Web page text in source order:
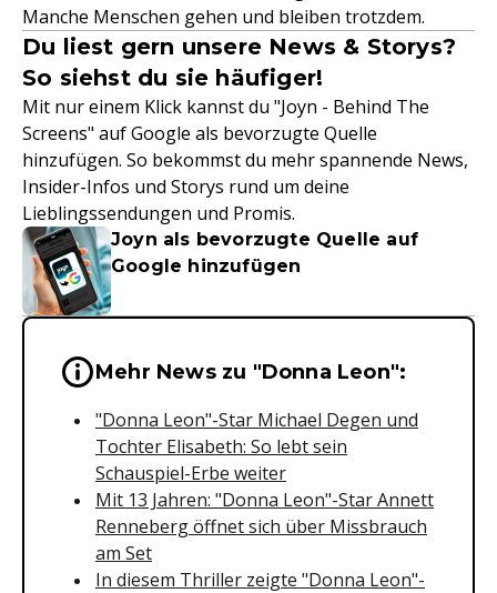
Manche Menschen gehen und bleiben trotzdem.
Du liest gern unsere News & Storys?
So siehst du sie häufiger!
Mit nur einem Klick kannst du "Joyn - Behind The
Screens" auf Google als bevorzugte Quelle
hinzufügen. So bekommst du mehr spannende News,
Insider-Infos und Storys rund um deine
Lieblingssendungen und Promis.
Joyn als bevorzugte Quelle auf
Google hinzufügen
Wichtige Hinweise &
Mehr News zu "Donna Leon":
"Donna Leon"-Star Michael Degen und
Tochter Elisabeth: So lebt sein
Schauspiel-Erbe weiter
Mit 13 Jahren: "Donna Leon"-Star Annett
Renneberg öffnet sich über Missbrauch
am Set
In diesem Thriller zeigte "Donna Leon"-